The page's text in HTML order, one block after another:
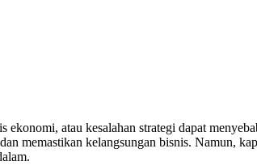
atau kesalahan strategi dapat
memastikan kelangsungan bisnis. Namun,